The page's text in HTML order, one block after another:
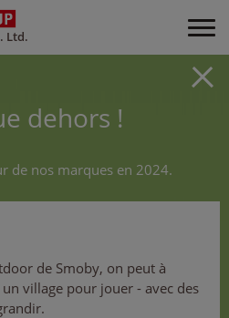
Ltd.
dehors !
de nos marques en 2024.
de Smoby, on peut à
village pour jouer - avec des